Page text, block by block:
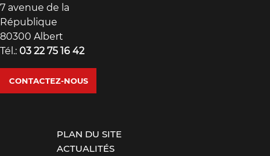
7 avenue de la
République
80300 Albert
Tél.: 03 22 75 16 42
CONTACTEZ-NOUS
PLAN DU SITE
ACTUALITÉS